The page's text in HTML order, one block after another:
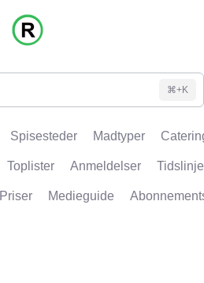
⌘+K
Spisesteder Madtyper
Toplister Anmeldelser Tidslinje
Priser Medieguide